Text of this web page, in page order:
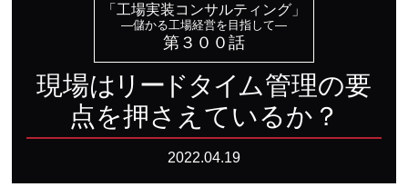
「工場実装コンサルティング」
—儲かる工場経営を目指して—
第３００話
現場はリ ードタイム管理の要
点を押さえているか？
2022.04.19